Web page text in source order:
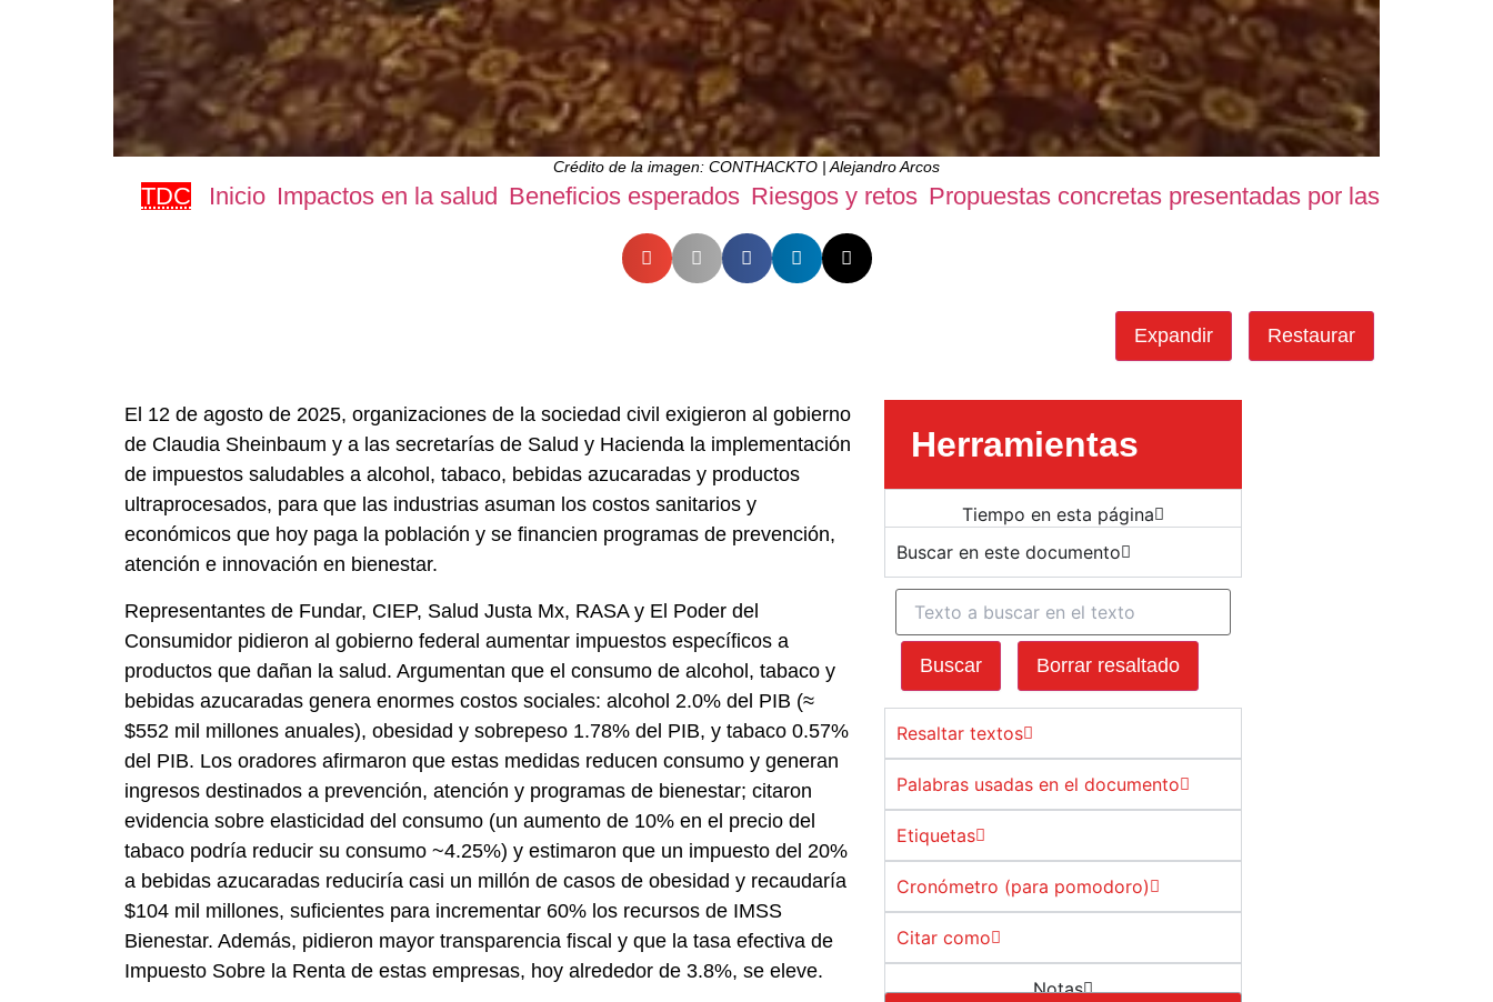
Crédito de la imagen: CONTHACKTO | Alejandro Arcos
TDC Inicio Impactos en la salud Beneficios esperados Riesgos y retos Propuestas concretas presentadas por las
Expandir Restaurar
El 12 de agosto de 2025, organizaciones de la sociedad civil exigieron al gobierno
de Claudia Sheinbaum y a las secretarías de Salud y Hacienda la implementación
de impuestos saludables a alcohol, tabaco, bebidas azucaradas y productos
ultraprocesados, para que las industrias asuman los costos sanitarios y
económicos que hoy paga la población y se financien programas de prevención,
atención e innovación en bienestar.
Representantes de Fundar, CIEP, Salud Justa Mx, RASA y El Poder del
Consumidor pidieron al gobierno federal aumentar impuestos específicos a
productos que dañan la salud. Argumentan que el consumo de alcohol, tabaco y
bebidas azucaradas genera enormes costos sociales: alcohol 2.0% del PIB (≈
$552 mil millones anuales), obesidad y sobrepeso 1.78% del PIB, y tabaco 0.57%
del PIB. Los oradores afirmaron que estas medidas reducen consumo y generan
ingresos destinados a prevención, atención y programas de bienestar; citaron
evidencia sobre elasticidad del consumo (un aumento de 10% en el precio del
tabaco podría reducir su consumo ~4.25%) y estimaron que un impuesto del 20%
a bebidas azucaradas reduciría casi un millón de casos de obesidad y recaudaría
$104 mil millones, suficientes para incrementar 60% los recursos de IMSS
Bienestar. Además, pidieron mayor transparencia fiscal y que la tasa efectiva de
Impuesto Sobre la Renta de estas empresas, hoy alrededor de 3.8%, se eleve.
Herramientas
Tiempo en esta página
Buscar en este documento
Buscar Borrar resaltado
Resaltar textos
Palabras usadas en el documento
Etiquetas
Cronómetro (para pomodoro)
Citar como
Notas